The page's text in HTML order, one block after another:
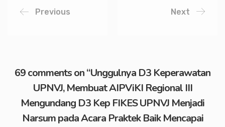
Previous Next
69 comments on “Unggulnya D3 Keperawatan
UPNVJ, Membuat AIPViKI Regional III
Mengundang D3 Kep FIKES UPNVJ Menjadi
Narsum pada Acara Praktek Baik Mencapai